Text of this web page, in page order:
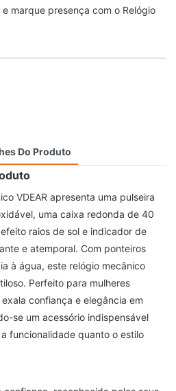
marque presença com o Relógio
Do Produto
VDEAR apresenta uma pulseira
uma caixa redonda de 40
raios de sol e indicador de
e atemporal. Com ponteiros
à água, este relógio mecânico
Perfeito para mulheres
confiança e elegância em
se um acessório indispensável
funcionalidade quanto o estilo